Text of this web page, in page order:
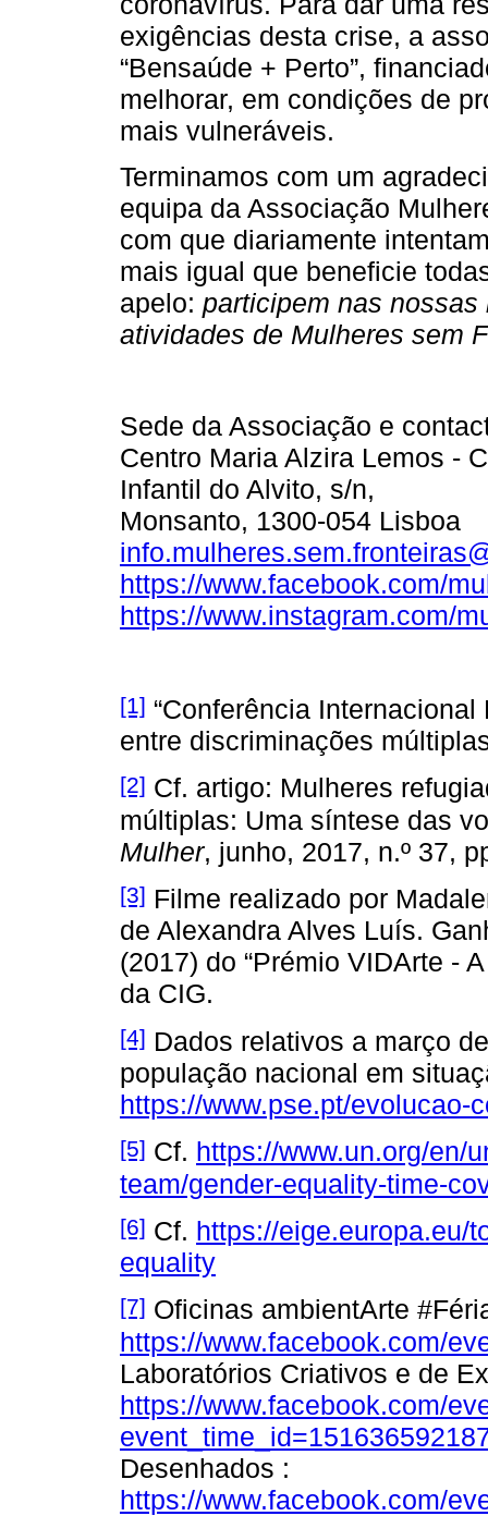
exigências desta crise, a
“Bensaúde + Perto”,
melhorar, em condições de
mais vulneráveis.
Terminamos com um
equipa da Associação
com que diariamente
mais igual que beneficie
apelo: participem nas
atividades de Mulheres sem
Sede da Associação e
Centro Maria Alzira Lemos -
Infantil do Alvito, s/n,
Monsanto, 1300-054 Lisboa
https://www.facebook.com/
https://www.instagram.com/
[1] “Conferência
entre discriminações
[2] Cf. artigo: Mulheres
múltiplas: Uma síntese das
Mulher, junho, 2017, n.º 37,
[3] Filme realizado por
de Alexandra Alves Luís.
(2017) do “Prémio VIDArte -
da CIG.
[4] Dados relativos a março
população nacional em
https://www.pse.pt/evolucao-
[5] Cf. https://www.un.org/en/
team/gender-equality-time-
[6] Cf. https://eige.europa.eu/
equality
[7] Oficinas ambientArte
https://www.facebook.com/
Laboratórios Criativos e de
https://www.facebook.com/
Desenhados :
https://www.facebook.com/